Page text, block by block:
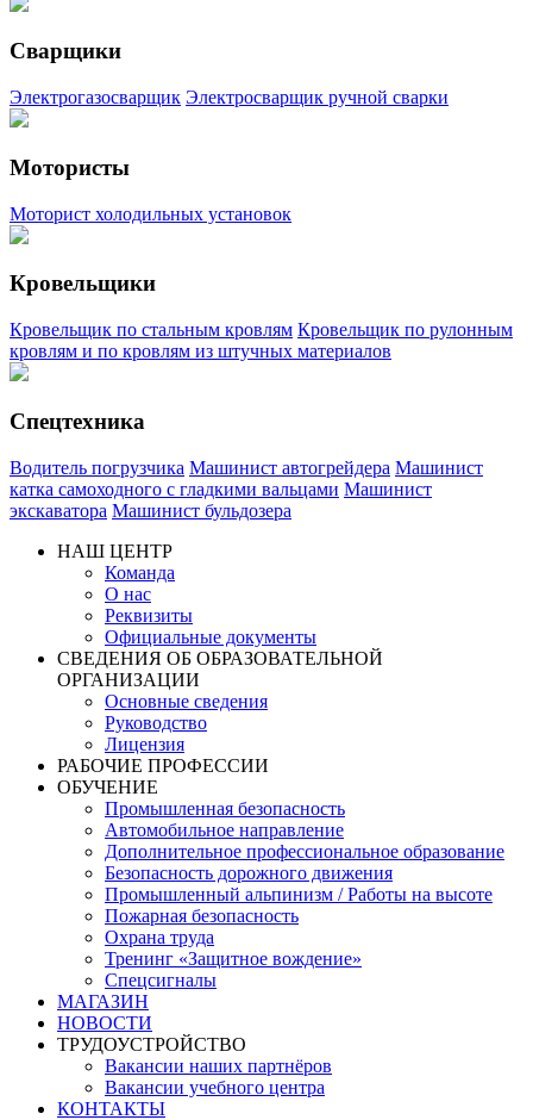
Сварщики
Электрогазосварщик Электросварщик ручной сварки
Мотористы
Моторист холодильных установок
Кровельщики
Кровельщик по стальным кровлям Кровельщик по рулонным
кровлям и по кровлям из штучных материалов
Спецтехника
Водитель погрузчика Машинист автогрейдера Машинист
катка самоходного с гладкими вальцами Машинист
экскаватора Машинист бульдозера
НАШ ЦЕНТР
Команда
О нас
Реквизиты
Официальные документы
СВЕДЕНИЯ ОБ ОБРАЗОВАТЕЛЬНОЙ
ОРГАНИЗАЦИИ
Основные сведения
Руководство
Лицензия
РАБОЧИЕ ПРОФЕССИИ
ОБУЧЕНИЕ
Промышленная безопасность
Автомобильное направление
Дополнительное профессиональное образование
Безопасность дорожного движения
Промышленный альпинизм / Работы на высоте
Пожарная безопасность
Охрана труда
Тренинг «Защитное вождение»
Спецсигналы
МАГАЗИН
НОВОСТИ
ТРУДОУСТРОЙСТВО
Вакансии наших партнёров
Вакансии учебного центра
КОНТАКТЫ